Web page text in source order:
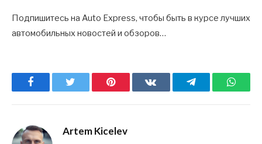
Подпишитесь на Auto Express, чтобы быть в курсе лучших
автомобильных новостей и обзоров…
Facebook Pinterest ВКонтактеTelegram
Artem Kicelev